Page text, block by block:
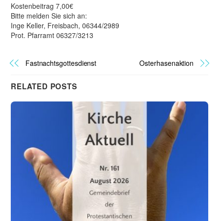
Kostenbeitrag 7,00€
Bitte melden Sie sich an:
Inge Keller, Freisbach, 06344/2989
Prot. Pfarramt 06327/3213
Fastnachtsgottesdienst Osterhasenaktion
RELATED POSTS